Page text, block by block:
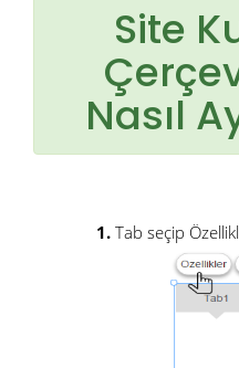
Site
Nasıl
1. Tab seçip